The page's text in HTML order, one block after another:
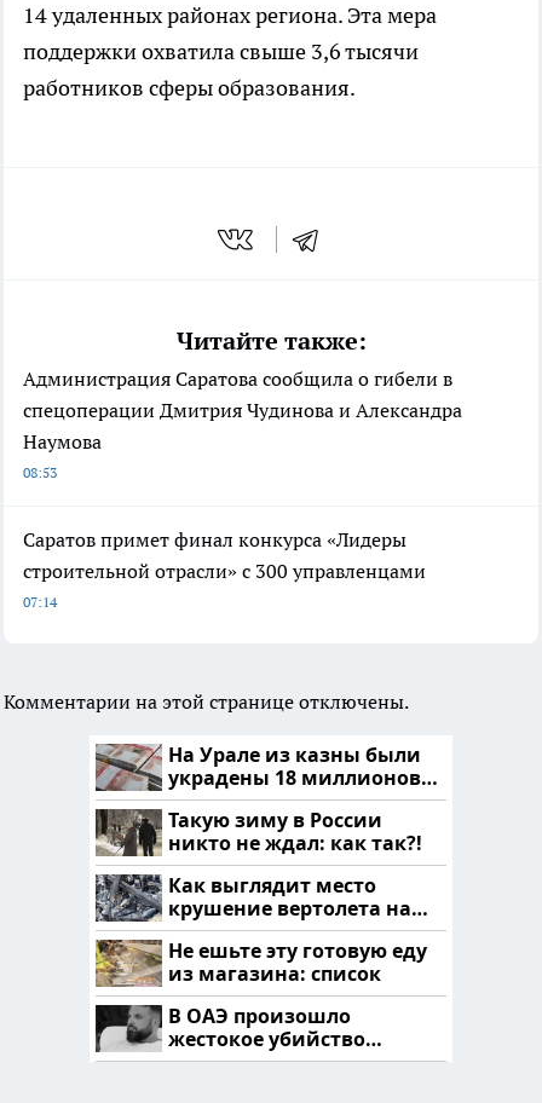
14 удаленных районах региона. Эта мера
поддержки охватила свыше 3,6 тысячи
работников сферы образования.
Читайте также:
Администрация Саратова сообщила о гибели в
спецоперации Дмитрия Чудинова и Александра
Наумова
08:53
Саратов примет финал конкурса «Лидеры
строительной отрасли» с 300 управленцами
07:14
Комментарии на этой странице отключены.
На Урале из казны были
украдены 18 миллионов
рублей
Такую зиму в России
никто не ждал: как так?!
Как выглядит место
крушение вертолета на
Кавказе: смотреть
Не ешьте эту готовую еду
из магазина: список
В ОАЭ произошло
жестокое убийство
криптомиллионера